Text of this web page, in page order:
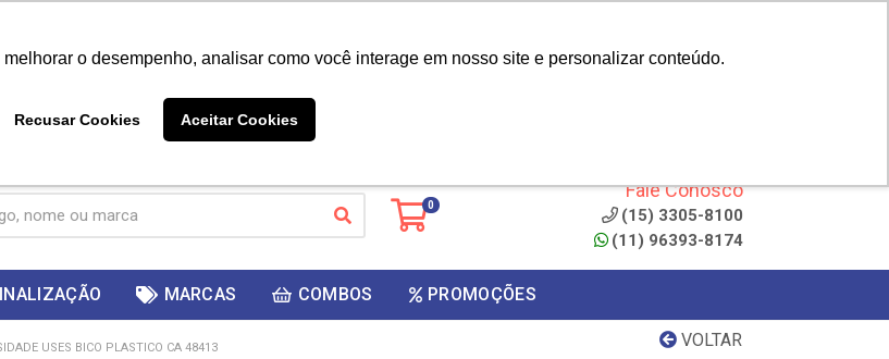
o desempenho, analisar como você interage em nosso site e personalizar conteúdo.
Recusar Cookies Aceitar Cookies
ganhar
0
Fale Conosco
(15) 3305-8100
(11) 96393-8174
MARCAS COMBOS PROMOÇÕES
VOLTAR
USES BICO PLASTICO CA 48413